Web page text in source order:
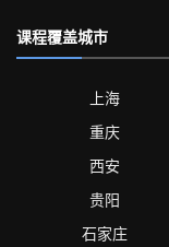
课程覆盖城市
上海
重庆
西安
贵阳
石家庄